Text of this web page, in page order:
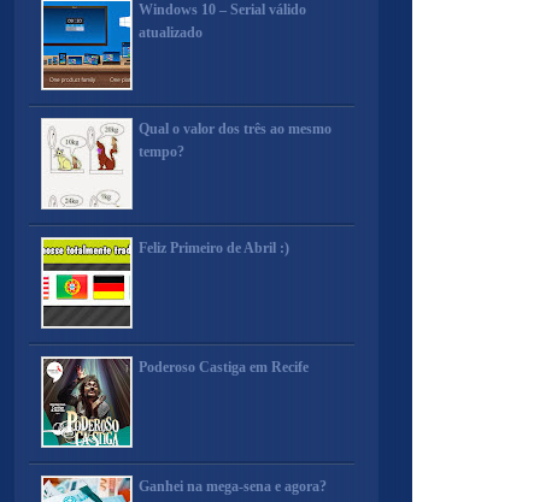
Windows 10 – Serial válido
atualizado
Qual o valor dos três ao mesmo
tempo?
Feliz Primeiro de Abril :)
Poderoso Castiga em Recife
Ganhei na mega-sena e agora?